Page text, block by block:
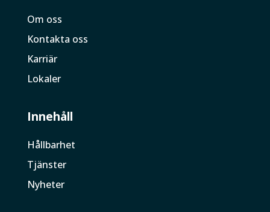
Om oss
Kontakta oss
Karriär
Lokaler
Innehåll
Hållbarhet
Tjänster
Nyheter